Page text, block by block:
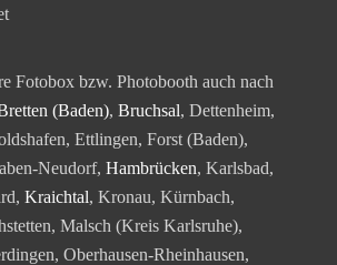
Fotobox bzw. Photobooth auch nach
(Baden), Bruchsal, Dettenheim,
Ettlingen, Forst (Baden),
Neudorf, Hambrücken, Karlsbad,
Kraichtal, Kronau, Kürnbach,
Malsch (Kreis Karlsruhe),
Oberhausen-Rheinhausen,